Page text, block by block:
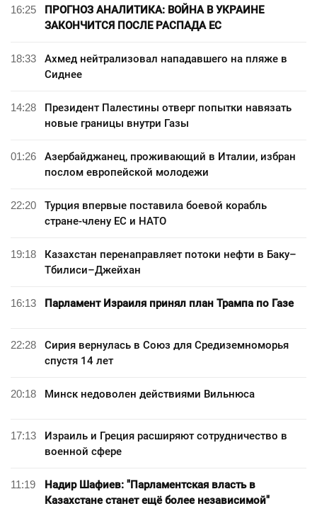
16:25
ПРОГНОЗ АНАЛИТИКА: ВОЙНА В УКРАИНЕ
ЗАКОНЧИТСЯ ПОСЛЕ РАСПАДА ЕС
18:33
Ахмед нейтрализовал нападавшего на пляже в
Сиднее
14:28
Президент Палестины отверг попытки навязать
новые границы внутри Газы
01:26
Азербайджанец, проживающий в Италии, избран
послом европейской молодежи
22:20
Турция впервые поставила боевой корабль
стране-члену ЕС и НАТО
19:18
Казахстан перенаправляет потоки нефти в Баку–
Тбилиси–Джейхан
16:13 Парламент Израиля принял план Трампа по Газе
22:28
Сирия вернулась в Союз для Средиземноморья
спустя 14 лет
20:18 Минск недоволен действиями Вильнюса
17:13
Израиль и Греция расширяют сотрудничество в
военной сфере
11:19
Надир Шафиев: "Парламентская власть в
Казахстане станет ещё более независимой"